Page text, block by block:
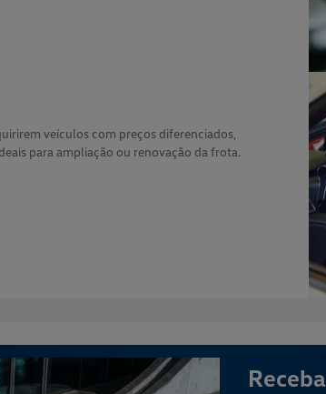
veículos com preços diferenciados,
para ampliação ou renovação da frota.